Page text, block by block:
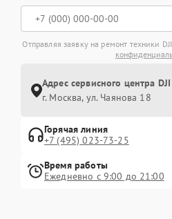
Отправляя заявку на ремонт техники
Адрес сервисного центра
г. Москва, ул. Чаянова 18
Горячая линия
+7 (495) 023-73-25
Время работы
Ежедневно с 9:00 до 21:00